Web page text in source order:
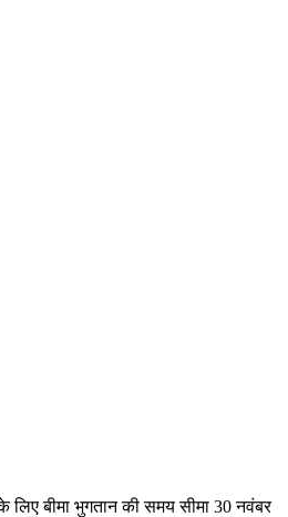
बीमा भुगतान की समय सीमा 30 नवंबर